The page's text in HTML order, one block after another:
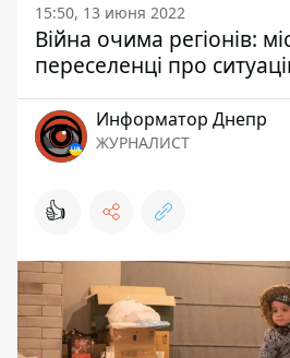
15:50, 13 июня 2022
Війна очима регіонів:
переселенці про
Информатор Днепр
ЖУРНАЛИСТ
👍